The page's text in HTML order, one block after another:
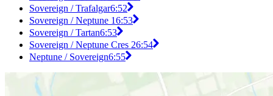
Sovereign / Trafalgar6:52
Sovereign / Neptune 16:53
Sovereign / Tartan6:53
Sovereign / Neptune Cres 26:54
Neptune / Sovereign6:55